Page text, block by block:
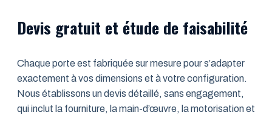
Devis gratuit et étude de faisabilité
Chaque porte est fabriquée sur mesure pour s’adapter
exactement à vos dimensions et à votre configuration.
Nous établissons un devis détaillé, sans engagement,
qui inclut la fourniture, la main-d’œuvre, la motorisation et